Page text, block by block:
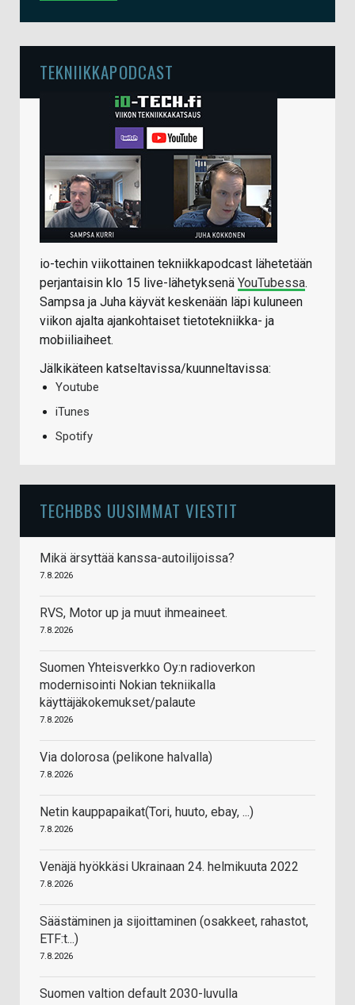
TEKNIIKKAPODCAST
io-techin viikottainen tekniikkapodcast lähetetään
perjantaisin klo 15 live-lähetyksenä YouTubessa.
Sampsa ja Juha käyvät keskenään läpi kuluneen
viikon ajalta ajankohtaiset tietotekniikka- ja
mobiiliaiheet.
Jälkikäteen katseltavissa/kuunneltavissa:
Youtube
iTunes
Spotify
TECHBBS UUSIMMAT VIESTIT
Mikä ärsyttää kanssa-autoilijoissa?
7.8.2026
RVS, Motor up ja muut ihmeaineet.
7.8.2026
Suomen Yhteisverkko Oy:n radioverkon
modernisointi Nokian tekniikalla
käyttäjäkokemukset/palaute
7.8.2026
Via dolorosa (pelikone halvalla)
7.8.2026
Netin kauppapaikat(Tori, huuto, ebay, ...)
7.8.2026
Venäjä hyökkäsi Ukrainaan 24. helmikuuta 2022
7.8.2026
Säästäminen ja sijoittaminen (osakkeet, rahastot,
ETF:t...)
7.8.2026
Suomen valtion default 2030-luvulla